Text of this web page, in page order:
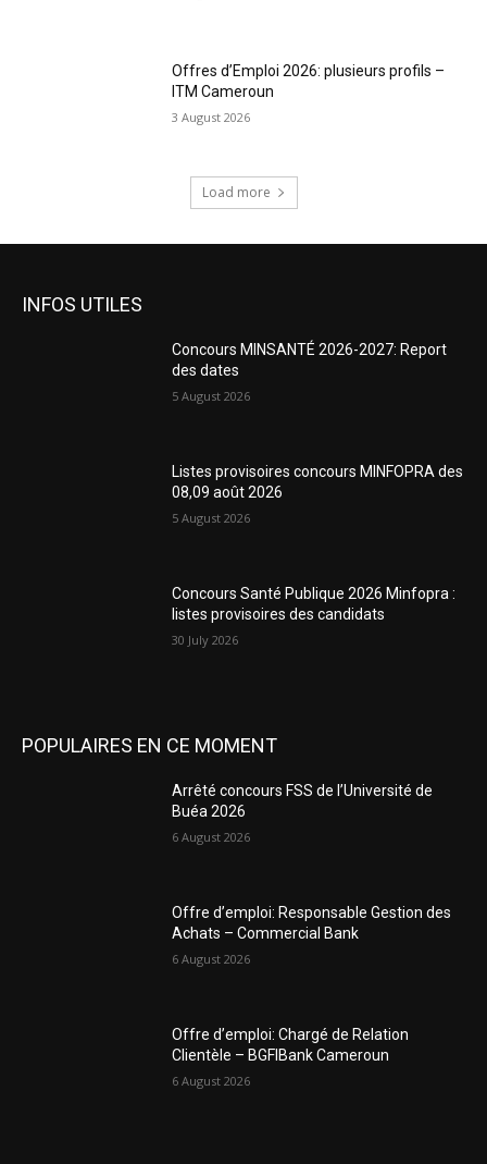
Offres d’Emploi 2026: plusieurs profils –
ITM Cameroun
3 August 2026
Load more
INFOS UTILES
Concours MINSANTÉ 2026-2027: Report
des dates
5 August 2026
Listes provisoires concours MINFOPRA des
08,09 août 2026
5 August 2026
Concours Santé Publique 2026 Minfopra :
listes provisoires des candidats
30 July 2026
POPULAIRES EN CE MOMENT
Arrêté concours FSS de l’Université de
Buéa 2026
6 August 2026
Offre d’emploi: Responsable Gestion des
Achats – Commercial Bank
6 August 2026
Offre d’emploi: Chargé de Relation
Clientèle – BGFIBank Cameroun
6 August 2026